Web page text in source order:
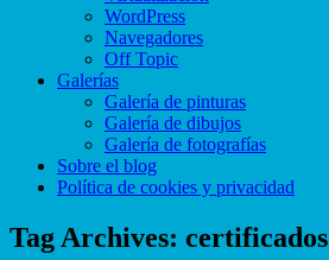
WordPress
Navegadores
Off Topic
Galerías
Galería de pinturas
Galería de dibujos
Galería de fotografías
Sobre el blog
Política de cookies y privacidad
Tag Archives: certificados